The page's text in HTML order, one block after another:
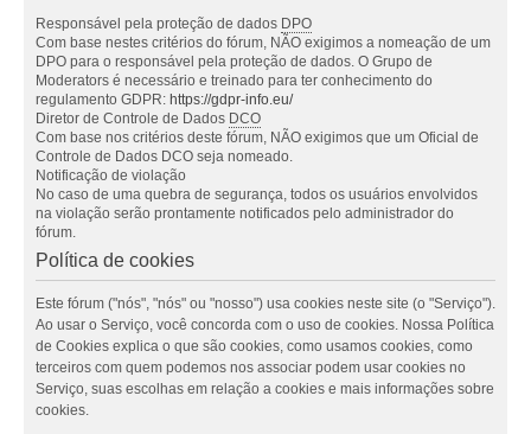
Responsável pela proteção de dados DPO
Com base nestes critérios do fórum, NÃO exigimos a nomeação de um
DPO para o responsável pela proteção de dados. O Grupo de
Moderators é necessário e treinado para ter conhecimento do
regulamento GDPR: https://gdpr-info.eu/
Diretor de Controle de Dados DCO
Com base nos critérios deste fórum, NÃO exigimos que um Oficial de
Controle de Dados DCO seja nomeado.
Notificação de violação
No caso de uma quebra de segurança, todos os usuários envolvidos
na violação serão prontamente notificados pelo administrador do
fórum.
Política de cookies
Este fórum ("nós", "nós" ou "nosso") usa cookies neste site (o "Serviço").
Ao usar o Serviço, você concorda com o uso de cookies. Nossa Política
de Cookies explica o que são cookies, como usamos cookies, como
terceiros com quem podemos nos associar podem usar cookies no
Serviço, suas escolhas em relação a cookies e mais informações sobre
cookies.